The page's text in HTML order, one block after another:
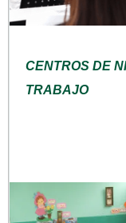
CENTROS DE
TRABAJO